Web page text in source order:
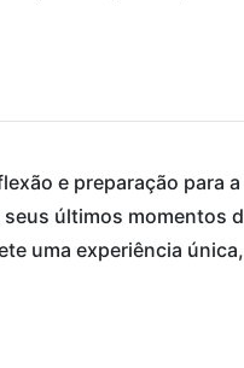
e preparação para
últimos momentos
uma experiência